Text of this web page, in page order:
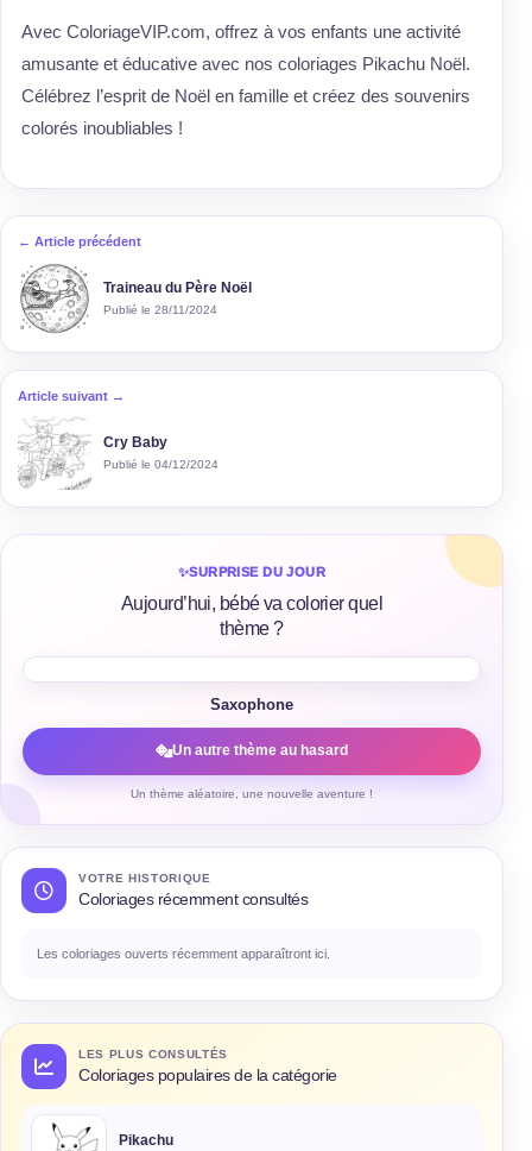
Avec ColoriageVIP.com, offrez à vos enfants une activité
amusante et éducative avec nos coloriages Pikachu Noël.
Célébrez l’esprit de Noël en famille et créez des souvenirs
colorés inoubliables !
← Article précédent
Traineau du Père Noël
Publié le 28/11/2024
Article suivant →
Cry Baby
Publié le 04/12/2024
✨SURPRISE DU JOUR
Aujourd’hui, bébé va colorier quel
thème ?
Saxophone
Un autre thème au hasard
Un thème aléatoire, une nouvelle aventure !
VOTRE HISTORIQUE
Coloriages récemment consultés
Les coloriages ouverts récemment apparaîtront ici.
LES PLUS CONSULTÉS
Coloriages populaires de la catégorie
Pikachu